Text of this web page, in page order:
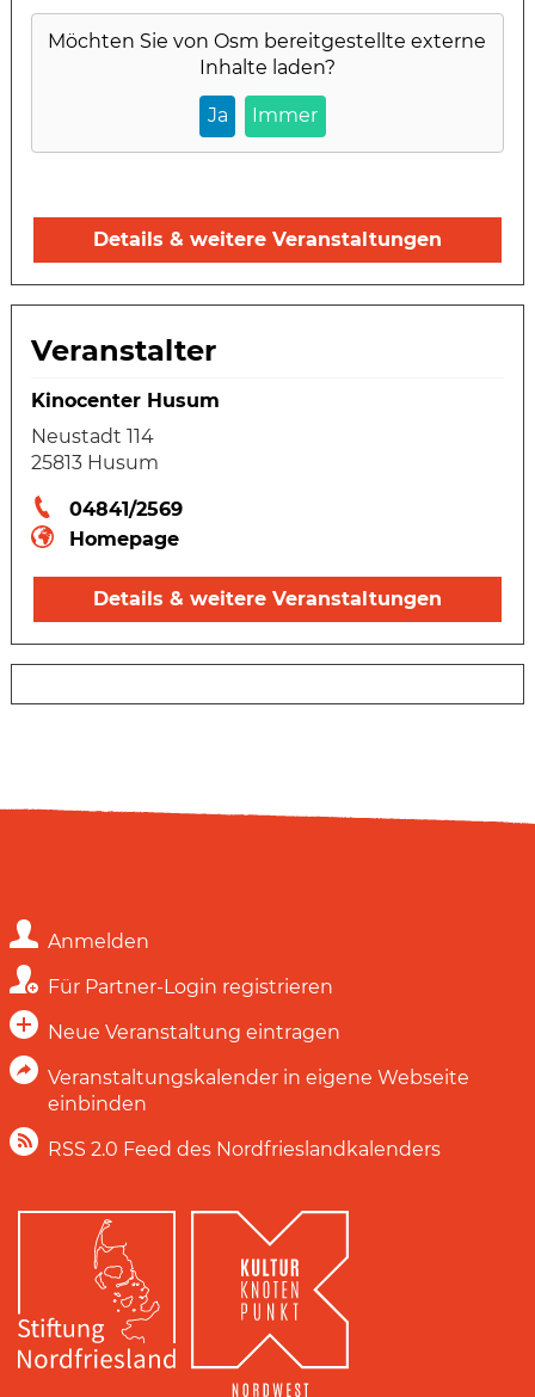
Möchten Sie vonOsm bereitgestellte externe
Inhalte laden?
Ja Immer
Details & weitere Veranstaltungen
Veranstalter
Kinocenter Husum
Neustadt 114
25813 Husum
04841/2569
Homepage
Details & weitere Veranstaltungen
Anmelden
Für Partner-Login registrieren
Neue Veranstaltung eintragen
Veranstaltungskalender in eigene Webseite
einbinden
RSS 2.0 Feed des Nordfrieslandkalenders